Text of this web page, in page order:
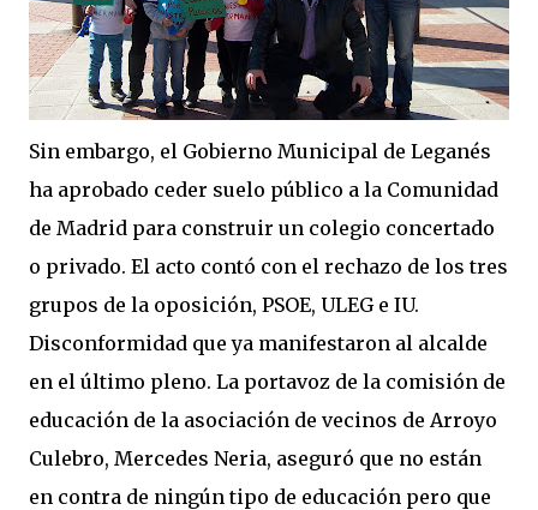
Sin embargo, el Gobierno Municipal de Leganés
ha aprobado ceder suelo público a la Comunidad
de Madrid para construir un colegio concertado
o privado. El acto contó con el rechazo de los tres
grupos de la oposición, PSOE, ULEG e IU.
Disconformidad que ya manifestaron al alcalde
en el último pleno. La portavoz de la comisión de
educación de la asociación de vecinos de Arroyo
Culebro, Mercedes Neria, aseguró que no están
en contra de ningún tipo de educación pero que